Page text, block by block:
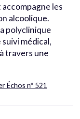
les
alcoolique.
polyclinique
médical,
travers une
Échos n° 521